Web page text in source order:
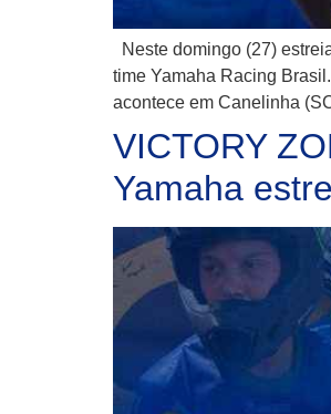
Neste domingo (27)
time Yamaha Racing
acontece em Canelinha
VICTORY
Yamaha